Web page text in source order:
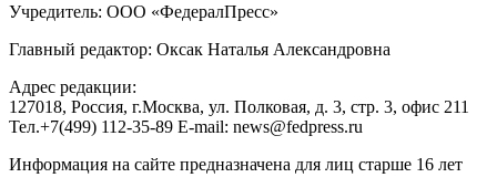
Учредитель: ООО «ФедералПресс»
Главный редактор: Оксак Наталья Александровна
Адрес редакции:
127018, Россия, г.Москва, ул. Полковая, д. 3, стр. 3, офис 211
Тел.+7(499) 112-35-89 E-mail: news@fedpress.ru
Информация на сайте предназначена для лиц старше 16 лет